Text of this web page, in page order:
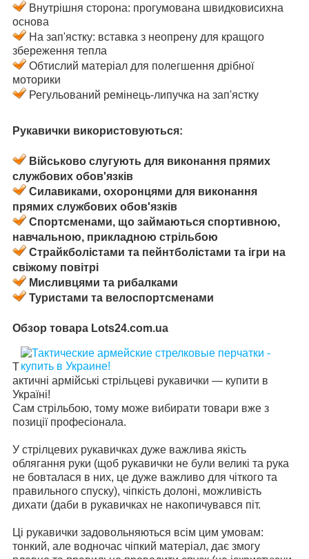
Внутрішня сторона: прогумована швидковисихна
основа
На зап'ястку: вставка з неопрену для кращого
збереження тепла
Обтислий матеріал для полегшення дрібної
моторики
Регульований ремінець-липучка на зап'ястку
Рукавички використовуються:
Військово слугують для виконання прямих
службових обов'язків
Силавиками, охоронцями для виконання
прямих службових обов'язків
Спортсменами, що займаються спортивною,
навчальною, прикладною стрільбою
Страйкболістами та пейнтболістами та ігри на
свіжому повітрі
Мисливцями та рибалками
Туристами та велоспортсменами
Обзор товара Lots24.com.ua
Т
актичні армійські стрільцеві рукавички — купити в
Україні!
Сам стрільбою, тому може вибирати товари вже з
позиції професіонала.
У стрілцевих рукавичках дуже важлива якість
облягання руки (щоб рукавички не були великі та рука
не бовталася в них, це дуже важливо для чіткого та
правильного спуску), чіпкість долоні, можливість
дихати (даби в рукавичках не накопичувався піт.
Ці рукавички задовольняються всім цим умовам:
тонкий, але водночас чіпкий матеріал, дає змогу